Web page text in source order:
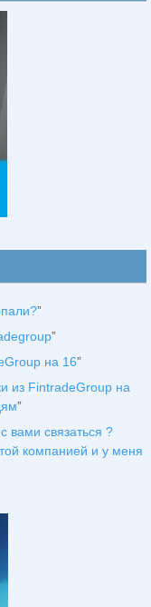
”
”
на 16”
из FintradeGroup на
”
вами связаться ?
компанией и у меня